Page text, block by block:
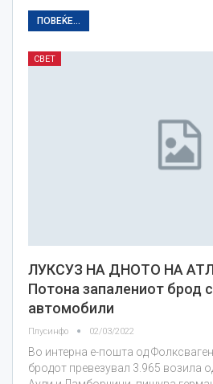
ПОВЕЌЕ...
СВЕТ
ЛУКСУЗ НА ДНОТО НА
Потона запалениот брод
автомобили
Плусинфо 02/03/2022
Во интерна е-пошта од
бродот превезувал 3.965 возила